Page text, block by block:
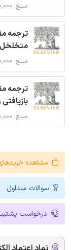
مبلغ: ۱۲۰,۰۰۰ تومان
ترجمه
مبلغ: ۱۴۰,۰۰۰ تومان
ترجمه
مبلغ: ۱۲۰,۰۰۰ تومان
مشاهده
سوالات متداول
درخواست